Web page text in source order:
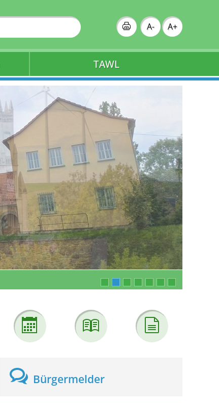
A- A+
TAWL
Bürgermelder